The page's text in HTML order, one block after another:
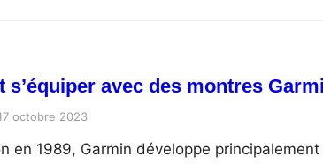
s’équiper avec des montres
octobre 2023
en 1989, Garmin développe principalement